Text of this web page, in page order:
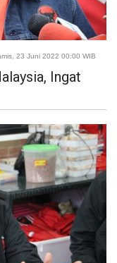
23 Juni 2022 00:00 WIB
Ingat